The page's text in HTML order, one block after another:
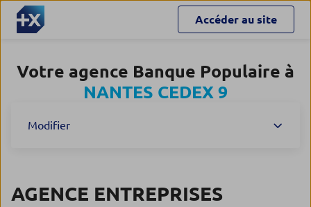
Accéder au site
Votre agence Banque Populaire à
NANTES CEDEX 9
Modifier
AGENCE ENTREPRISES